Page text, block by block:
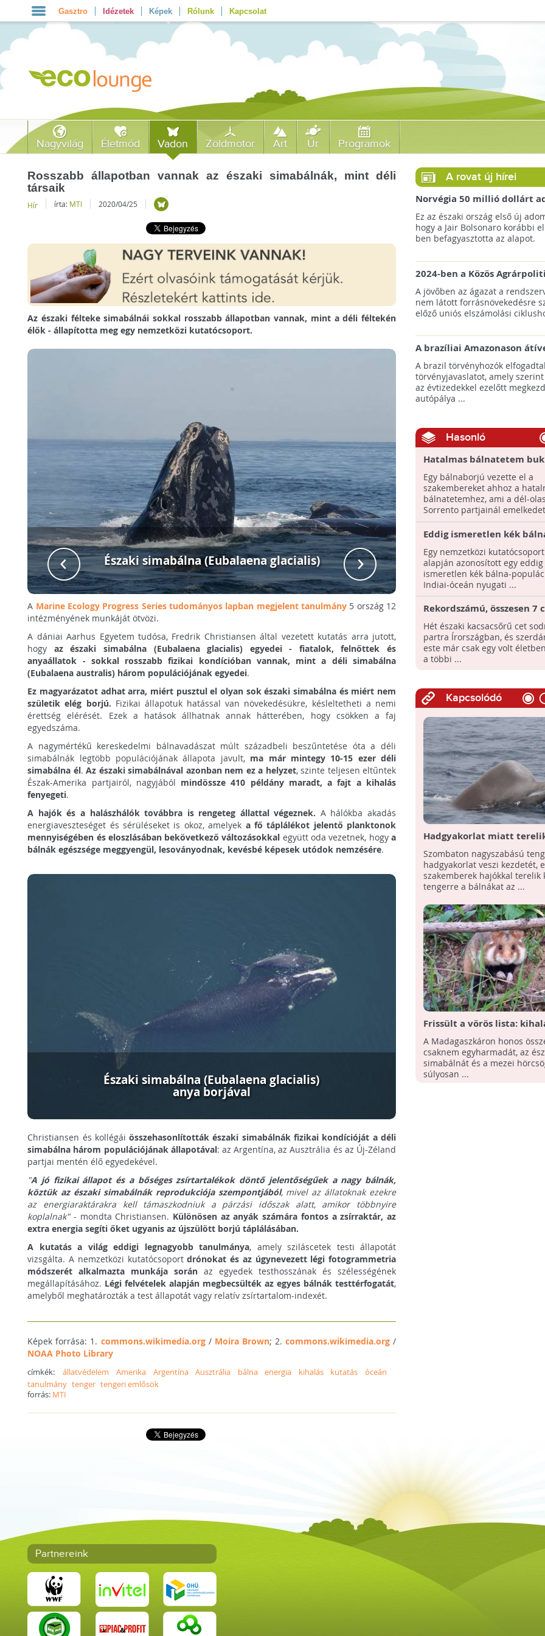
Gasztro Idézetek Képek Rólunk Kapcsolat
Nagyvilág Életmód Vadon Zöldmotor Art Űr Programok
Rosszabb állapotban vannak az északi simabálnák, mint déli
társaik
Hír írta: MTI 2020/04/25
Az északi félteke simabálnái sokkal rosszabb állapotban vannak, mint a déli féltekén
élők - állapította meg egy nemzetközi kutatócsoport.
Északi simabálna (Eubalaena glacialis) Északi
A Marine Ecology Progress Series tudományos lapban megjelent tanulmány5 ország 12
intézményének munkáját ötvözi.
A dániai Aarhus Egyetem tudósa, Fredrik Christiansen által vezetett kutatás arra jutott,
hogy az északi simabálna (Eubalaena glacialis) egyedei - fiatalok, felnőttek és
anyaállatok - sokkal rosszabb fizikai kondícióban vannak, mint a déli simabálna
(Eubalaena australis) három populációjának egyedei.
Ez magyarázatot adhat arra, miért pusztul el olyan sok északi simabálna és miért nem
születik elég borjú. Fizikai állapotuk hatással van növekedésükre, késleltetheti a nemi
érettség elérését. Ezek a hatások állhatnak annak hátterében, hogy csökken a faj
egyedszáma.
A nagymértékű kereskedelmi bálnavadászat múlt századbeli beszűntetése óta a déli
simabálnák legtöbb populációjának állapota javult, ma már mintegy 10-15 ezer déli
simabálna él.Az északi simabálnával azonban nem ez a helyzet, szinte teljesen eltűntek
Észak-Amerika partjairól, nagyjából mindössze 410 példány maradt, a fajt a kihalás
fenyegeti.
A hajók és a halászhálók továbbra is rengeteg állattal végeznek. A hálókba akadás
energiaveszteséget és sérüléseket is okoz, amelyek a fő táplálékot jelentő planktonok
mennyiségében és eloszlásában bekövetkező változásokkal együtt oda vezetnek, hogya
bálnák egészsége meggyengül, lesoványodnak, kevésbé képesek utódok nemzésére.
Északi simabálna (Eubalaena glacialis)
anya borjával
Christiansen és kollégáiösszehasonlították északi simabálnák fizikai kondícióját a déli
simabálna három populációjának állapotával: az Argentína, az Ausztrália és az Új-Zéland
partjai mentén élő egyedekével.
"A jó fizikai állapot és a bőséges zsírtartalékok döntő jelentőségűek a nagy bálnák,
köztük az északi simabálnák reprodukciója szempontjából, mivel az állatoknak ezekre
az energiaraktárakra kell támaszkodniuk a párzási időszak alatt, amikor többnyire
koplalnak"- mondta Christiansen. Különösen az anyák számára fontos a zsírraktár, az
extra energia segíti őket ugyanis az újszülött borjú táplálásában.
A kutatás a világ eddigi legnagyobb tanulmánya, amely sziláscetek testi állapotát
vizsgálta. A nemzetközi kutatócsoportdrónokat és az úgynevezett légi fotogrammetria
módszerét alkalmazta munkája során az egyedek testhosszának és szélességének
megállapításához. Légi felvételek alapján megbecsülték az egyes bálnák testtérfogatát,
amelyből meghatározták a test állapotát vagy relatív zsírtartalom-indexét.
Képek forrása: 1. commons.wikimedia.org/ Moira Brown; 2. commons.wikimedia.org/
NOAA Photo Library
címkék:állatvédelem Amerika Argentína Ausztrália bálna energia kihalás kutatás
óceán
tanulmány tenger tengeri emlősök
forrás: MTI
A rovat új hírei
Norvégia 50 millió dollárt
a brazil Amazonas-alapnak a
erdőirtás miatt
Ez az északi ország első új
hogy a Jair Bolsonaro korábbi
ben befagyasztotta az alapot.
2024-ben a Közös
keretein belül az
pályázatok az elsők között
majd meg
A jövőben az ágazat a
nem látott forrásnövekedésre
előző uniós elszámolási
A brazíliai Amazonason
autópálya robbanásszerű
erdőirtást indíthat el
A brazil törvényhozók
törvényjavaslatot, amely
az évtizedekkel ezelőtt
autópálya ...
Hasonló
Hatalmas bálnatetem
felszínre Olaszországban
Egy bálnaborjú vezette el a
szakembereket ahhoz a
bálnatetemhez, ami a dél-
Sorrento partjainál
Eddig ismeretlen kék
populációra bukkantak az
óceánban
Egy nemzetközi
alapján azonosított egy eddig
ismeretlen kék bálna-
Indiai-óceán nyugati ...
Rekordszámú, összesen 7
sodródott partra
Hét északi kacsacsőrű cet
partra Írországban, és
este már csak egy volt
a többi ...
Kapcsolódó
Hadgyakorlat miatt
bálnákat egy skóciai
Szombaton nagyszabású
hadgyakorlat veszi kezdetét,
szakemberek hajókkal terelik
tengerre a bálnákat az ...
Frissült a vörös lista:
áll a sima kékbálna és a
hörcsög is
A Madagaszkáron honos
csaknem egyharmadát, az
simabálnát és a mezei
súlyosan ...
Partnereink